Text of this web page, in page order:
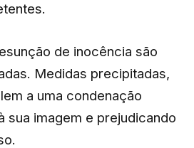
de inocência são
Medidas precipitadas,
a uma condenação
sua imagem e prejudicando